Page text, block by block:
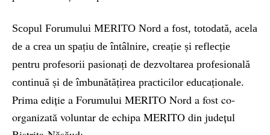
Scopul Forumului MERITO Nord a fost, totodată, acela
de a crea un spațiu de întâlnire, creație și reflecție
pentru profesorii pasionați de dezvoltarea profesională
continuă și de îmbunătățirea practicilor educaționale.
Prima ediție a Forumului MERITO Nord a fost co-
organizată voluntar de echipa MERITO din județul